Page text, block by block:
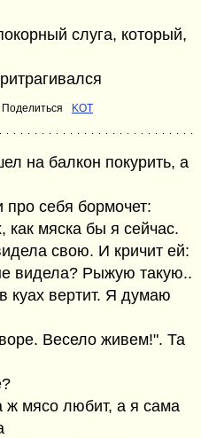
слуга, который,
Поделиться KOT
на балкон покурить, а
про себя бормочет:
как мяска бы я сейчас.
свою. И кричит ей:
видела? Рыжую такую..
куах вертит. Я думаю
Весело живем!". Та
ж мясо любит, а я сама